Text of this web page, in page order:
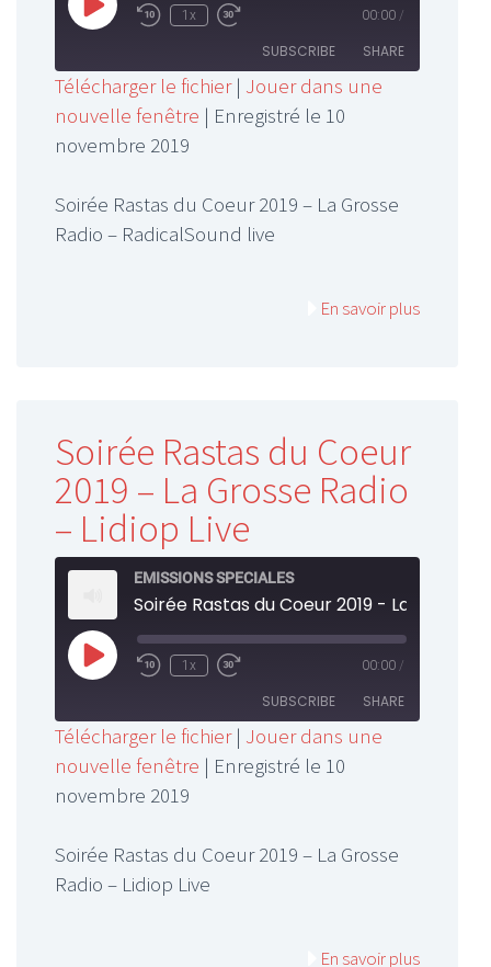
Play
EpisodeRewind
Seconds
1x
Fast
Forward
30
seconds
00:00 /
SUBSCRIBE SHARE
SHARE
EMBED
Télécharger le fichier| Jouer dans une
nouvelle fenêtre | Enregistré le 10
novembre 2019
Soirée Rastas du Coeur 2019 – La Grosse
Radio – RadicalSound live
En savoir plus
Soirée Rastas du Coeur
2019 – La Grosse Radio
– Lidiop Live
EMISSIONS SPECIALES
Play
EpisodeRewind
Seconds
1x
Fast
Forward
30
seconds
00:00 /
SUBSCRIBE SHARE
SHARE
EMBED
Télécharger le fichier| Jouer dans une
nouvelle fenêtre | Enregistré le 10
novembre 2019
Soirée Rastas du Coeur 2019 – La Grosse
Radio – Lidiop Live
En savoir plus